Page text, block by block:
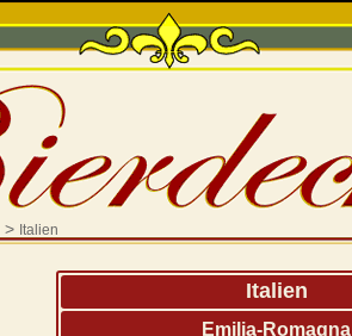
> Italien
Italien
Emilia-Romagna